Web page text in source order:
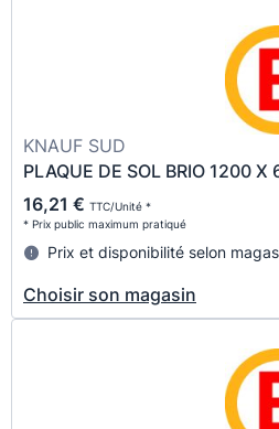
KNAUF SUD
PLAQUE DE SOL BRIO 1200 X
16,21 € TTC/Unité *
* Prix public maximum pratiqué
Prix et disponibilité selon
Choisir son magasin